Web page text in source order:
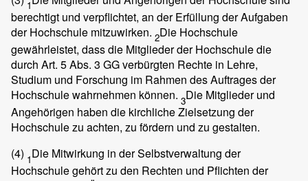
1
berechtigt und verpflichtet, an der Erfüllung der Aufgaben
der Hochschule mitzuwirken. 2Die Hochschule
gewährleistet, dass die Mitglieder der Hochschule die
durch Art. 5 Abs. 3 GG verbürgten Rechte in Lehre,
Studium und Forschung im Rahmen des Auftrages der
Hochschule wahrnehmen können. 3Die Mitglieder und
Angehörigen haben die kirchliche Zielsetzung der
Hochschule zu achten, zu fördern und zu gestalten.
(4) 1Die Mitwirkung in der Selbstverwaltung der
Hochschule gehört zu den Rechten und Pflichten der